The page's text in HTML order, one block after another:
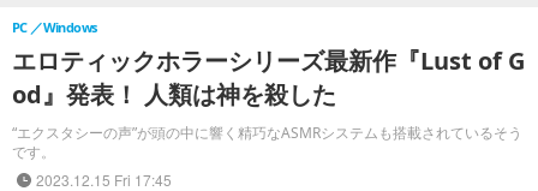
エロティックホラーシリーズ最新作『Lust of G
od』発表！ 人類は神を殺した
“エクスタシーの声”が頭の中に響く精巧なASMRシステムも搭載されているそう
です。
PC Windows
2023.12.15 Fri 17:45